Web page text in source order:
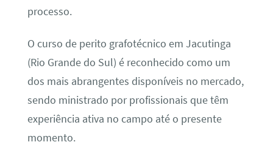
processo.
O curso de perito grafotécnico em Jacutinga
(Rio Grande do Sul) é reconhecido como um
dos mais abrangentes disponíveis no mercado,
sendo ministrado por profissionais que têm
experiência ativa no campo até o presente
momento.